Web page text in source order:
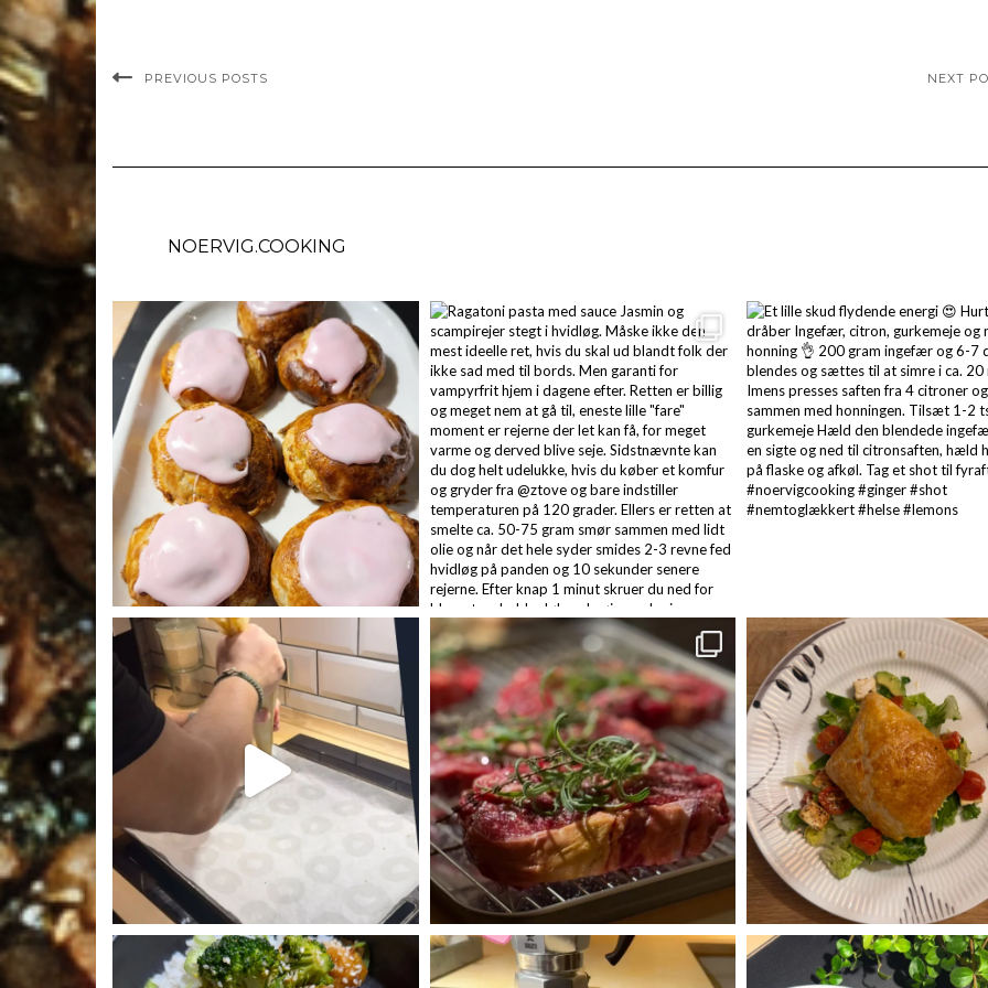
PREVIOUS POSTS NEXT
NOERVIG.COOKING